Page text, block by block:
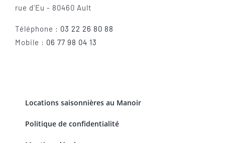
rue d'Eu - 80460 Ault
Téléphone : 03 22 26 80 88
Mobile : 06 77 98 04 13
Locations saisonnières au Manoir
Politique de confidentialité